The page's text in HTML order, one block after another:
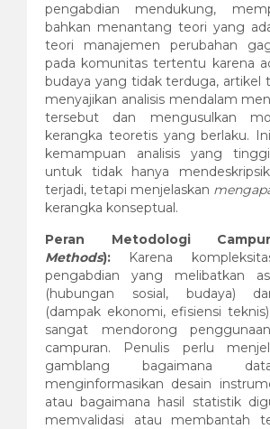
pengabdian mendukung,
bahkan menantang teori yang
teori manajemen perubahan
pada komunitas tertentu karena
budaya yang tidak terduga, artikel
menyajikan analisis mendalam
tersebut dan mengusulkan
kerangka teoretis yang berlaku.
kemampuan analisis yang
untuk tidak hanya
terjadi, tetapi menjelaskan
kerangka konseptual.
Peran Metodologi
Methods): Karena
pengabdian yang melibatkan
(hubungan sosial, budaya)
(dampak ekonomi, efisiensi
sangat mendorong
campuran. Penulis perlu
gamblang bagaimana
menginformasikan desain
atau bagaimana hasil statistik
memvalidasi atau membantah